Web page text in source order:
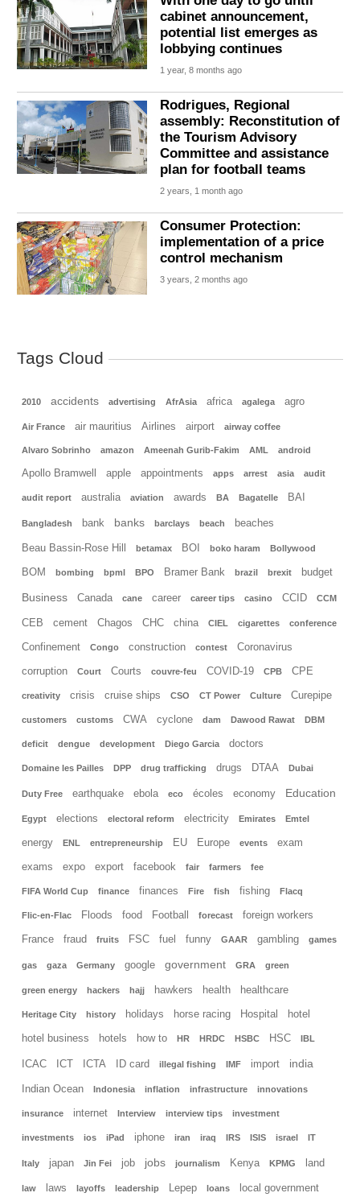
cabinet announcement,
potential list emerges as
lobbying continues
1 year, 8 months ago
Rodrigues, Regional
assembly: Reconstitution of
the Tourism Advisory
Committee and assistance
plan for football teams
2 years, 1 month ago
Consumer Protection:
implementation of a price
control mechanism
3 years, 2 months ago
Tags Cloud
2010 accidents advertising AfrAsia africa agalega agro
Air France air mauritius Airlines airport airway coffee
Alvaro Sobrinho amazon Ameenah Gurib-Fakim AML android
Apollo Bramwell apple appointments apps arrest asia audit
audit report australia aviation awards BA Bagatelle BAI
Bangladesh bank banks barclays beach beaches
Beau Bassin-Rose Hill betamax BOI boko haram Bollywood
BOM bombing bpml BPO Bramer Bank brazil brexit budget
Business Canada cane career career tips casino CCID CCM
CEB cement Chagos CHC china CIEL cigarettes conference
Confinement Congo construction contest Coronavirus
corruption Court Courts couvre-feu COVID-19 CPB CPE
creativity crisis cruise ships CSO CT Power Culture Curepipe
customers customs CWA cyclone dam Dawood Rawat DBM
deficit dengue development Diego Garcia doctors
Domaine les Pailles DPP drug trafficking drugs DTAA Dubai
Duty Free earthquake ebola eco écoles economy Education
Egypt elections electoral reform electricity Emirates Emtel
energy ENL entrepreneurship EU Europe events exam
exams expo export facebook fair farmers fee
FIFA World Cup finance finances Fire fish fishing Flacq
Flic-en-Flac Floods food Football forecast foreign workers
France fraud fruits FSC fuel funny GAAR gambling games
gas gaza Germany google government GRA green
green energy hackers hajj hawkers health healthcare
Heritage City history holidays horse racing Hospital hotel
hotel business hotels how to HR HRDC HSBC HSC IBL
ICAC ICT ICTA ID card illegal fishing IMF import india
Indian Ocean Indonesia inflation infrastructure innovations
insurance internet Interview interview tips investment
investments ios iPad iphone iran iraq IRS ISIS israel IT
Italy japan Jin Fei job jobs journalism Kenya KPMG land
law laws layoffs leadership Lepep loans local government